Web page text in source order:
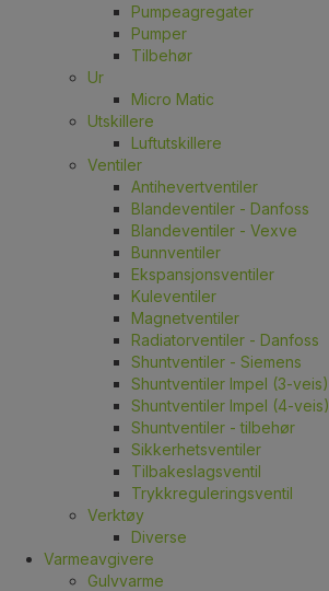
Pumpeagregater
Pumper
Tilbehør
Ur
Micro Matic
Utskillere
Luftutskillere
Ventiler
Antihevertventiler
Blandeventiler - Danfoss
Blandeventiler - Vexve
Bunnventiler
Ekspansjonsventiler
Kuleventiler
Magnetventiler
Radiatorventiler - Danfoss
Shuntventiler - Siemens
Shuntventiler Impel (3-veis)
Shuntventiler Impel (4-veis)
Shuntventiler - tilbehør
Sikkerhetsventiler
Tilbakeslagsventil
Trykkreguleringsventil
Verktøy
Diverse
Varmeavgivere
Gulvvarme